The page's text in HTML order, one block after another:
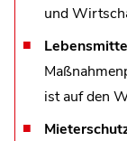
und
ist auf den